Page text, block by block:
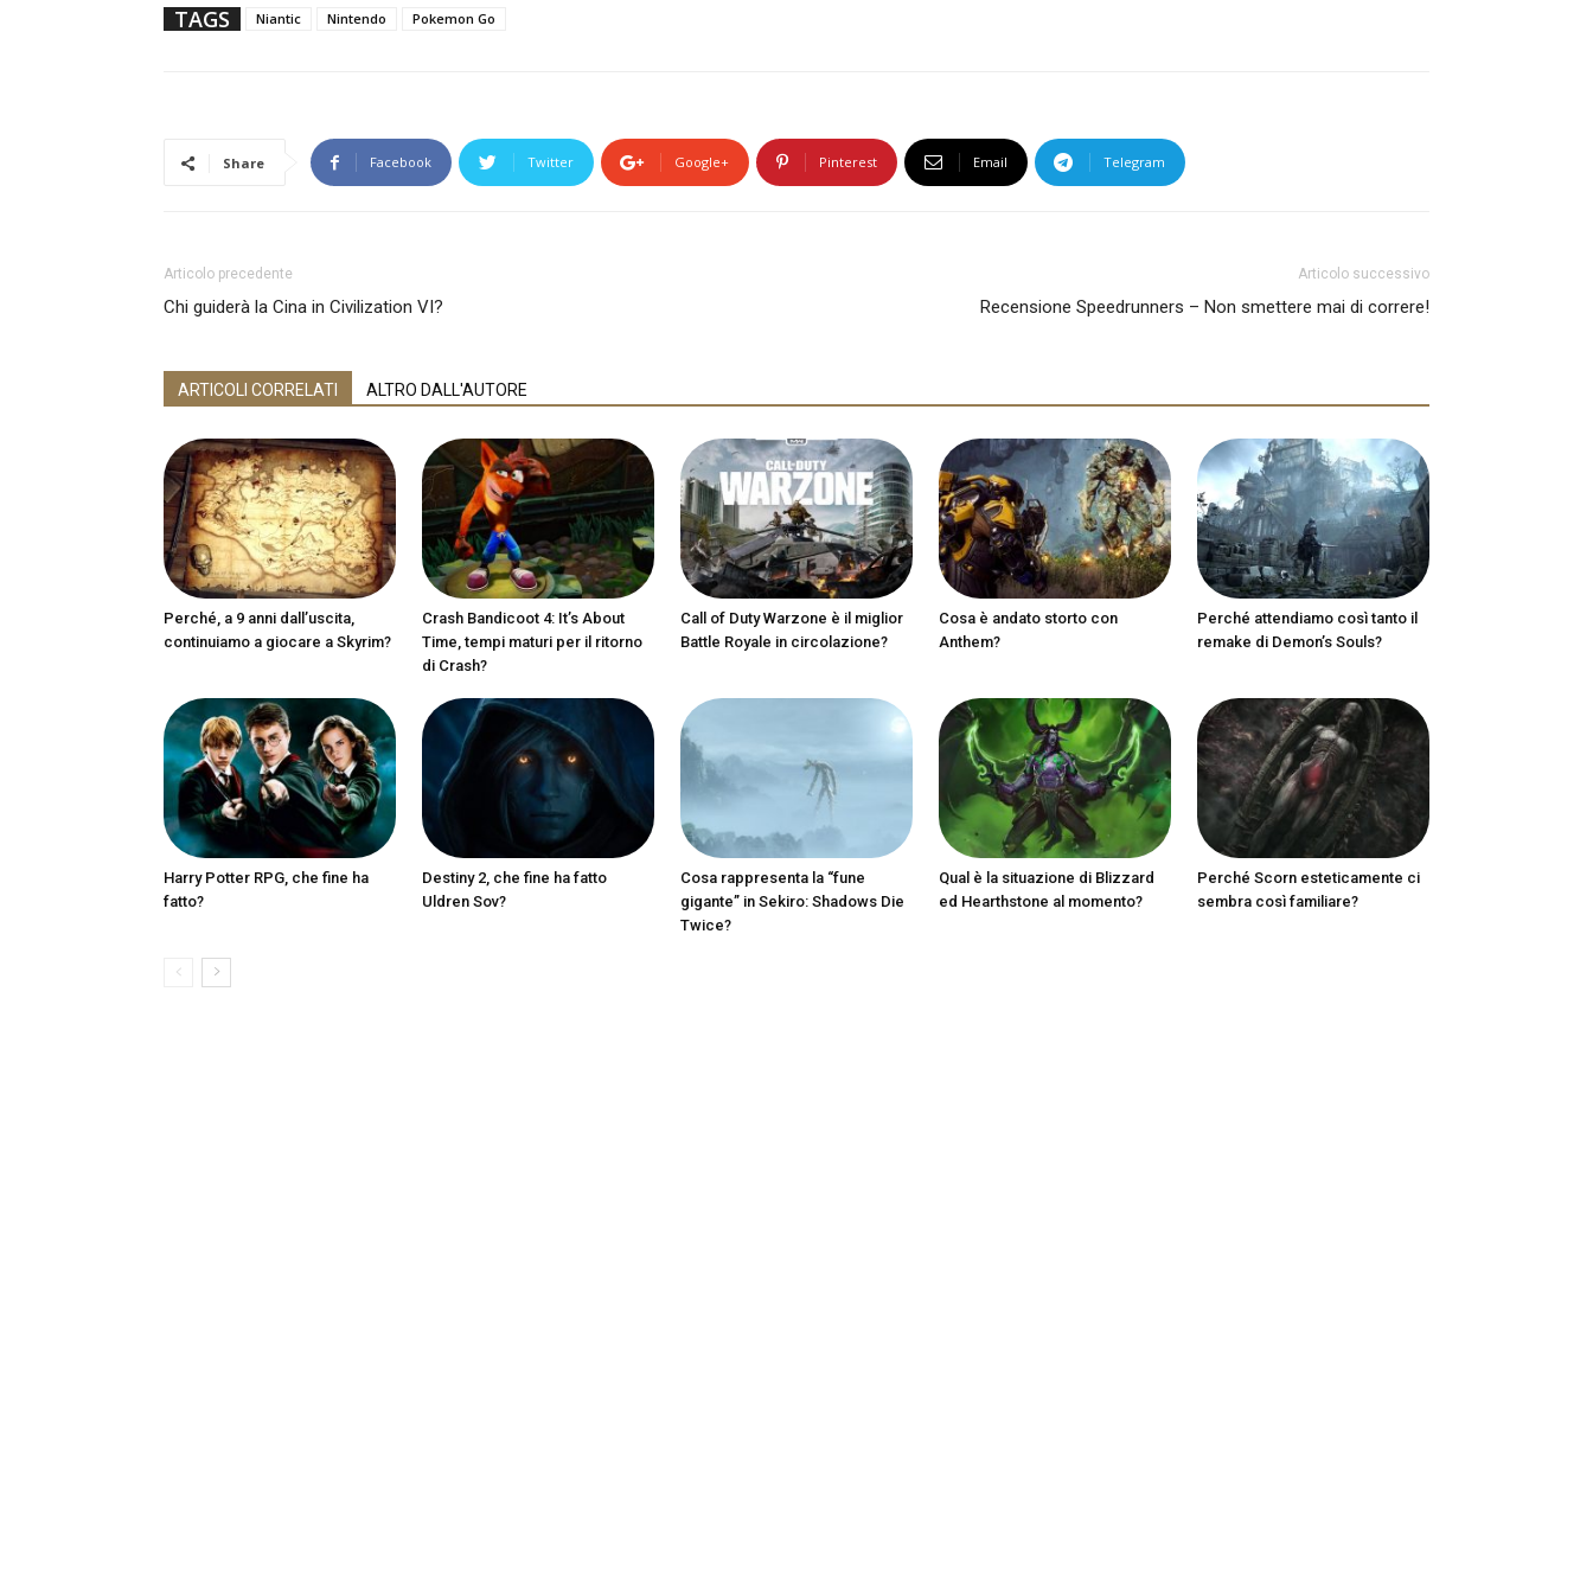
TAGS Niantic Nintendo Pokemon Go
Share Facebook Twitter Google+ Pinterest Email Telegram
Articolo precedente
Chi guiderà la Cina in Civilization VI?
Articolo successivo
Recensione Speedrunners – Non smettere mai di correre!
ARTICOLI CORRELATI ALTRO DALL'AUTORE
Perché, a 9 anni dall’uscita,
continuiamo a giocare a Skyrim?
Crash Bandicoot 4: It’s About
Time, tempi maturi per il ritorno
di Crash?
Call of Duty Warzone è il miglior
Battle Royale in circolazione?
Cosa è andato storto con
Anthem?
Perché attendiamo così tanto il
remake di Demon’s Souls?
Harry Potter RPG, che fine ha
fatto?
Destiny 2, che fine ha fatto
Uldren Sov?
Cosa rappresenta la “fune
gigante” in Sekiro: Shadows Die
Twice?
Qual è la situazione di Blizzard
ed Hearthstone al momento?
Perché Scorn esteticamente ci
sembra così familiare?